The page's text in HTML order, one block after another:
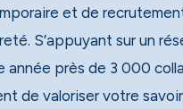
et de
13 en
près de 3 000
de valoriser votre